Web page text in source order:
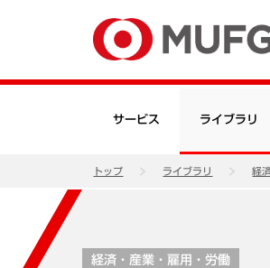
サービス ライブラリ
トップ ライブラリ 経
経済・産業・雇用・労働